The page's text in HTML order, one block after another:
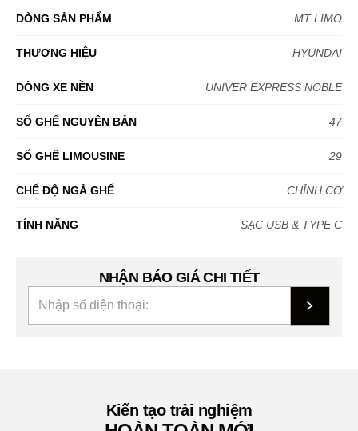
DÒNG SẢN PHẨM MT LIMO
THƯƠNG HIỆU HYUNDAI
DÒNG XE NỀN UNIVER EXPRESS NOBLE
SỐ GHẾ NGUYÊN BẢN 47
SỐ GHẾ LIMOUSINE 29
CHẾ ĐỘ NGẢ GHẾ CHỈNH CƠ
TÍNH NĂNG SẠC USB & TYPE C
NHẬN BÁO GIÁ CHI TIẾT
Kiến tạo trải nghiệm